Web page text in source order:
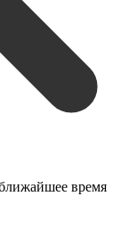
время